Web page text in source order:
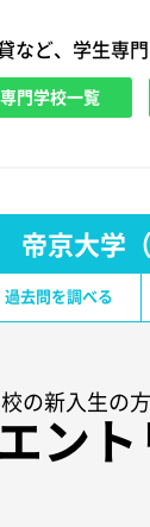
など、学生専
専門学校一覧
帝京大学
過去問を調べる
の新入生の
ン